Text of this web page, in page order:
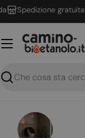
Vai
al
contenuto
gratuita
Ricerca